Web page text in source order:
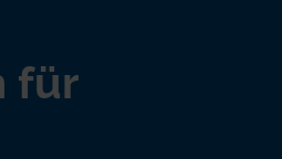
für